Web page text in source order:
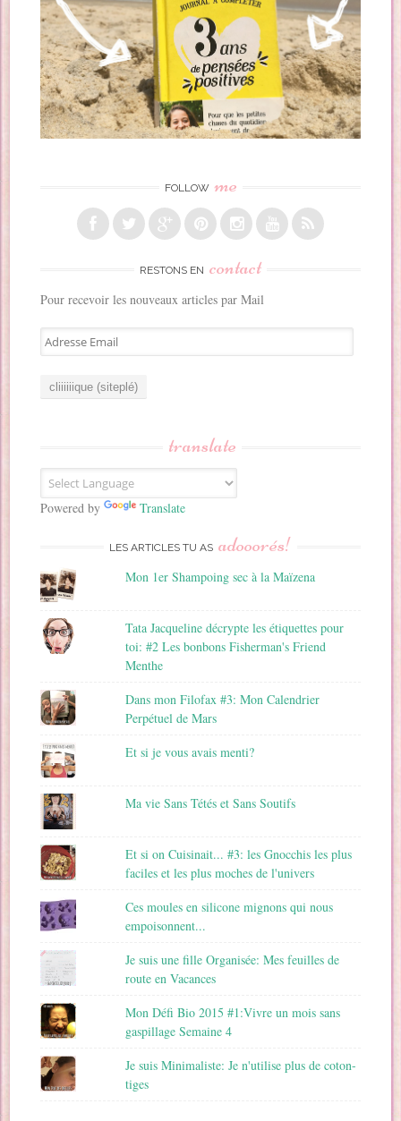
FOLLOW me
RESTONS EN contact
Pour recevoir les nouveaux articles par Mail
A
d
E
m
a
translate
Powered by Translate
LES ARTICLES TU AS adooorés!
Mon 1er Shampoing sec à la Maïzena
Tata Jacqueline décrypte les étiquettes pour
toi: #2 Les bonbons Fisherman's Friend
Menthe
Dans mon Filofax #3: Mon Calendrier
Perpétuel de Mars
Et si je vous avais menti?
Ma vie Sans Tétés et Sans Soutifs
Et si on Cuisinait... #3: les Gnocchis les plus
faciles et les plus moches de l'univers
Ces moules en silicone mignons qui nous
empoisonnent...
Je suis une fille Organisée: Mes feuilles de
route en Vacances
Mon Défi Bio 2015 #1:Vivre un mois sans
gaspillage Semaine 4
Je suis Minimaliste: Je n'utilise plus de coton-
tiges